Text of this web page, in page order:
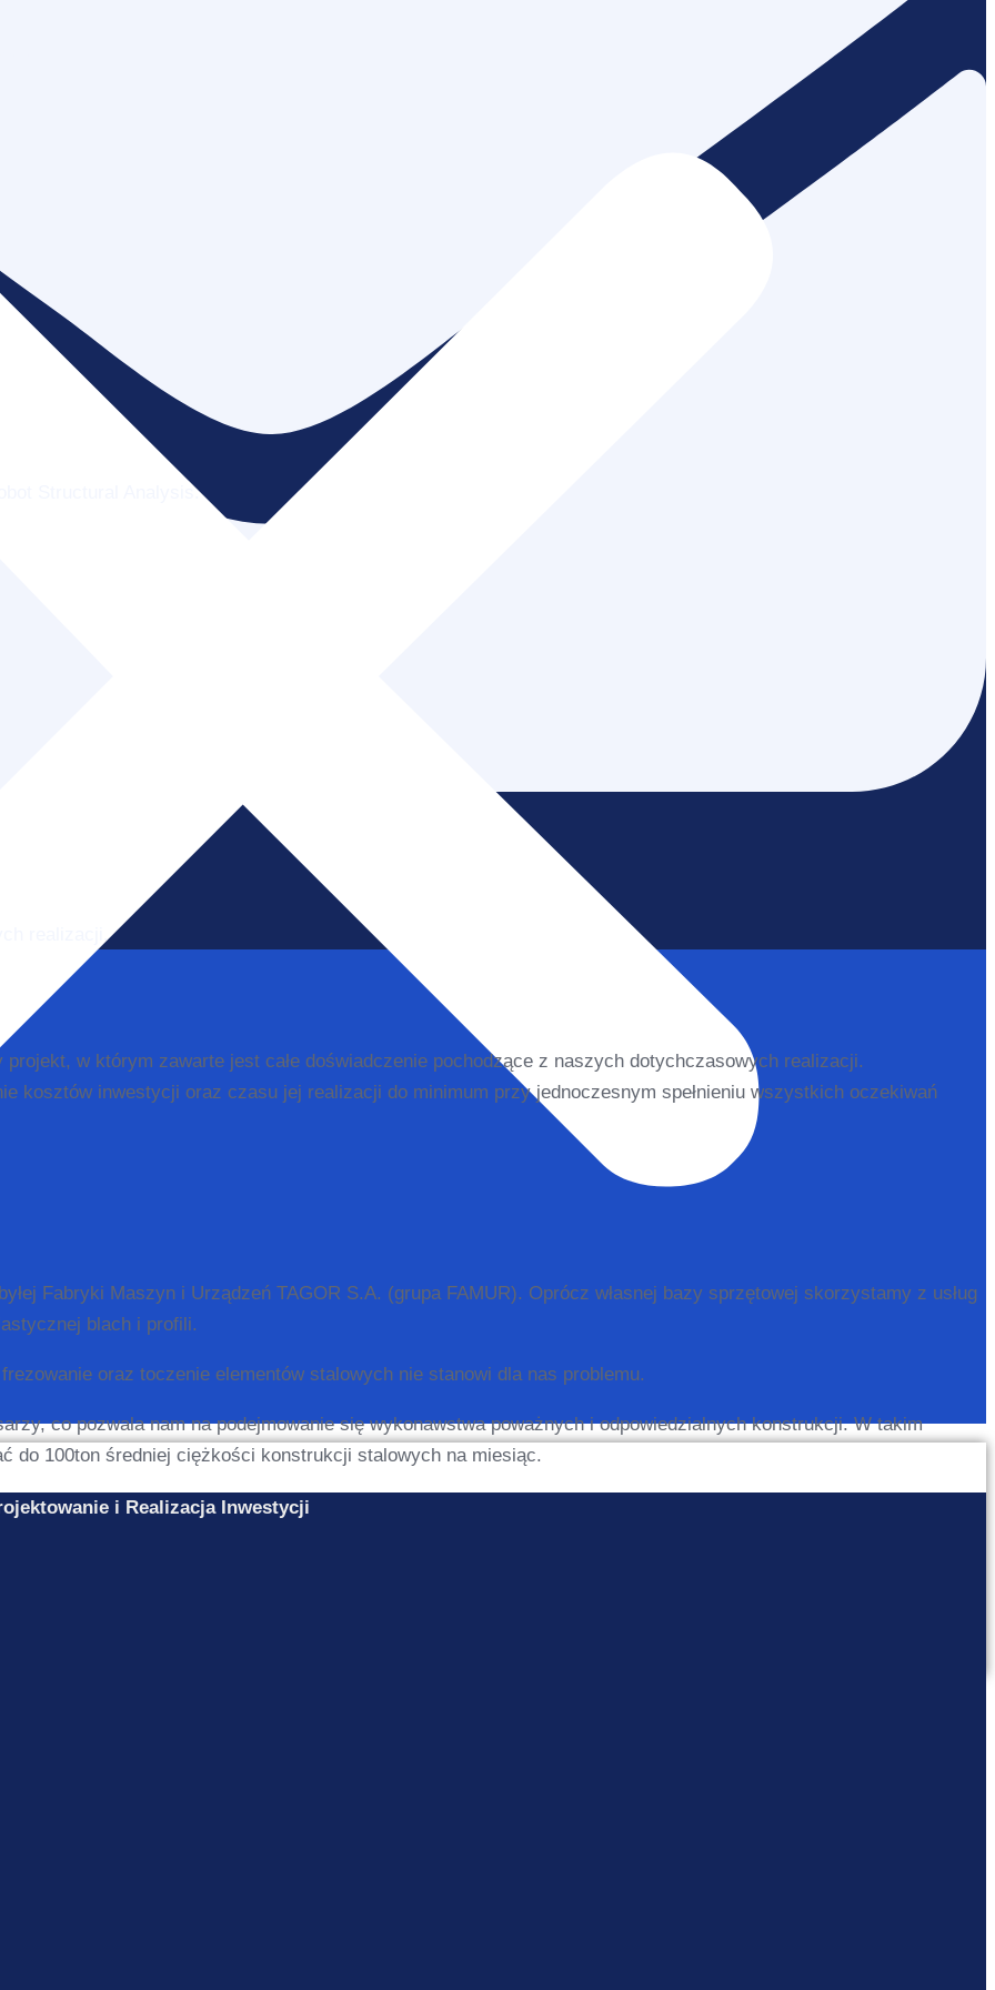
Structural Analysis.
realizacji.
w którym zawarte jest całe doświadczenie pochodzące z naszych dotychczasowych realizacji.
kosztów inwestycji oraz czasu jej realizacji do minimum przy jednoczesnym spełnieniu wszystkich oczekiwań
Fabryki Maszyn i Urządzeń TAGOR S.A. (grupa FAMUR). Oprócz własnej bazy sprzętowej skorzystamy z usług
blach i profili.
oraz toczenie elementów stalowych nie stanowi dla nas problemu.
co pozwala nam na podejmowanie się wykonawstwa poważnych i odpowiedzialnych konstrukcji. W takim
do 100ton średniej ciężkości konstrukcji stalowych na miesiąc.
i Realizacja Inwestycji